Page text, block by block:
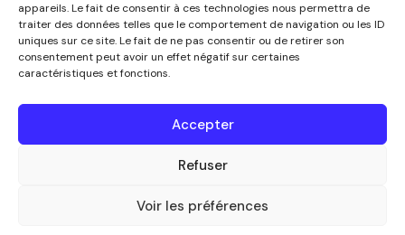
appareils. Le fait de consentir à ces technologies nous permettra de
traiter des données telles que le comportement de navigation ou les ID
uniques sur ce site. Le fait de ne pas consentir ou de retirer son
consentement peut avoir un effet négatif sur certaines
caractéristiques et fonctions.
Accepter
Refuser
Voir les préférences
CLUB AMILCAR, Club d'affaires international
AGENCE MEDIANE
CONTACT
NOUS CONTACTER
+33 7 49 60 92 02